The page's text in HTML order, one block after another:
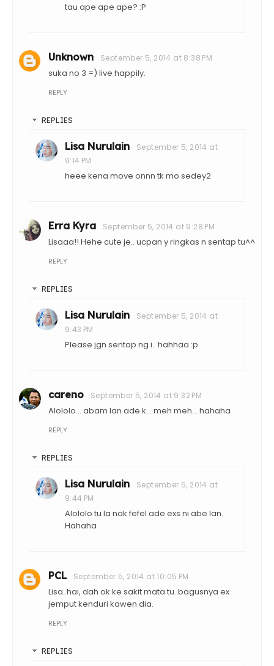
tau ape ape ape? :P
Unknown September 5, 2014 at 8:38 PM
suka no 3 =) live happily.
REPLY
REPLIES
Lisa Nurulain
September 5, 2014 at
9:14 PM
heee kena move onnn tk mo sedey2
Erra Kyra September 5, 2014 at 9:28 PM
Lisaaa!! Hehe cute je.. ucpan y ringkas n sentap tu^^
REPLY
REPLIES
Lisa Nurulain
September 5, 2014 at
9:43 PM
Please jgn sentap ng i.. hahhaa :p
careno September 5, 2014 at 9:32 PM
Alololo... abam lan ade k... meh meh... hahaha
REPLY
REPLIES
Lisa Nurulain
September 5, 2014 at
9:44 PM
Alololo tu la nak fefel ade exs ni abe lan.
Hahaha
PCL September 5, 2014 at 10:05 PM
Lisa..hai, dah ok ke sakit mata tu..bagusnya ex
jemput kenduri kawen dia.
REPLY
REPLIES